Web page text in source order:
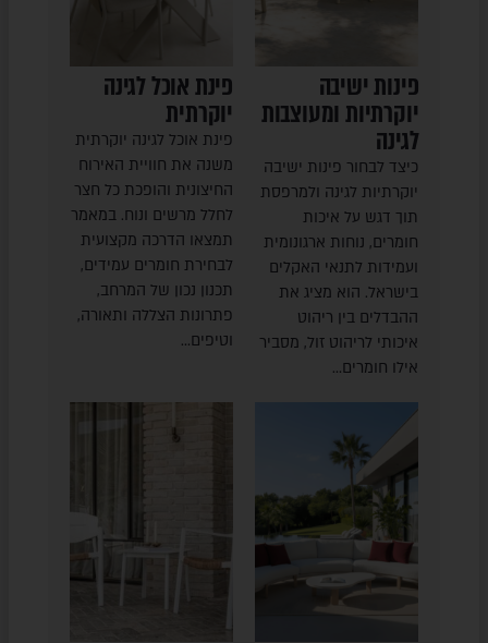
פינות ישיבה
יוקרתיות ומעוצבות
לגינה
כיצד לבחור פינות ישיבה
יוקרתיות לגינה ולמרפסת
תוך דגש על איכות
חומרים, נוחות ארגונומית
ועמידות לתנאי האקלים
בישראל. הוא מציג את
ההבדלים בין ריהוט
איכותי לריהוט זול, מסביר
אילו חומרים…
פינת אוכל לגינה
יוקרתית
פינת אוכל לגינה יוקרתית
משנה את חוויית האירוח
החיצונית והופכת כל חצר
לחלל מרשים ונוח. במאמר
תמצאו הדרכה מקצועית
לבחירת חומרים עמידים,
תכנון נכון של המרחב,
פתרונות הצללה ותאורה,
וטיפים…